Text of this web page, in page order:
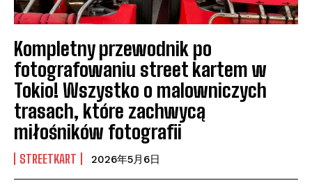
Kompletny przewodnik po
fotografowaniu street kartem w
Tokio! Wszystko o malowniczych
trasach, które zachwycą
miłośników fotografii
STREETKART 2026年5月6日